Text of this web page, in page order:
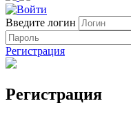
Введите логин
Регистрация
Регистрация